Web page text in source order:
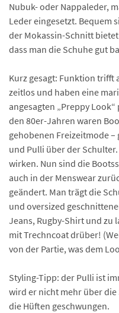
Nubuk- oder Nappaleder,
Leder eingesetzt. Bequem
der Mokassin-Schnitt
dass man die Schuhe gut
Kurz gesagt: Funktion trifft
zeitlos und haben eine
angesagten „Preppy
den 80er-Jahren waren
gehobenen Freizeitmode
und Pulli über der
wirken. Nun sind die
auch in der Menswear
geändert. Man trägt die
und oversized
Jeans, Rugby-Shirt und zu
mit Trechncoat drüber!
von der Partie, was dem
Styling-Tipp: der Pulli ist
wird er nicht mehr über
die Hüften geschwungen.